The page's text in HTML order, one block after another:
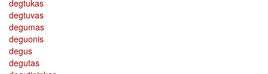
degtukas
degtuvas
degumas
deguonis
degus
degutas